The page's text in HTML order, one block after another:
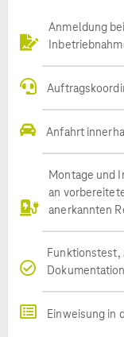
Anmeldung
Anfahrt
Montage und
an
anerkannten
Funktionstest,
Dokumentation
Einweisung in